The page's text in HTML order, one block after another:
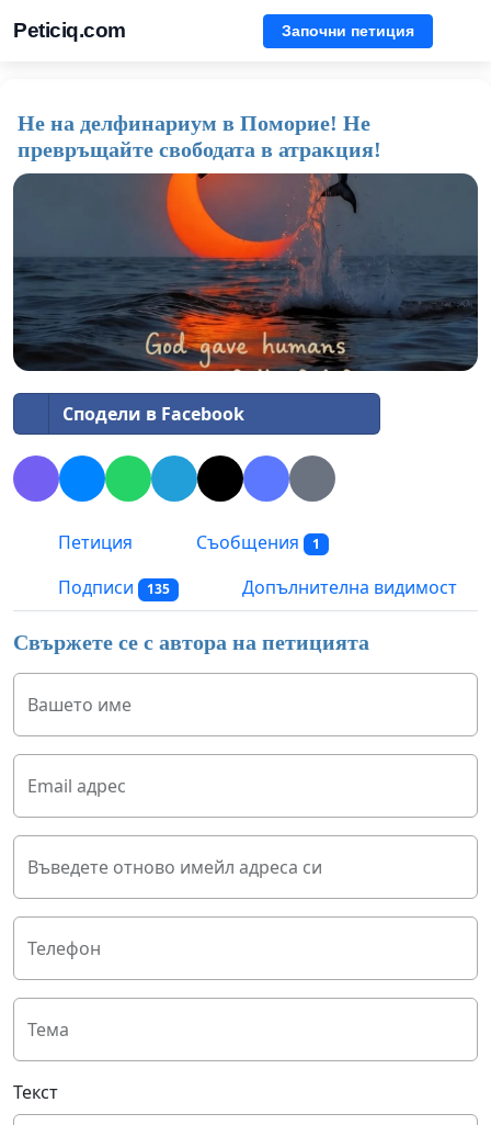
Peticiq.com Започни петиция
Не на делфинариум в Поморие! Не
превръщайте свободата в атракция!
Сподели в Facebook
Петиция Съобщения 1
Подписи 135 Допълнителна видимост
Свържете се с автора на петицията
Вашето име
Email адрес
Въведете отново имейл адреса си
Телефон
Тема
Текст